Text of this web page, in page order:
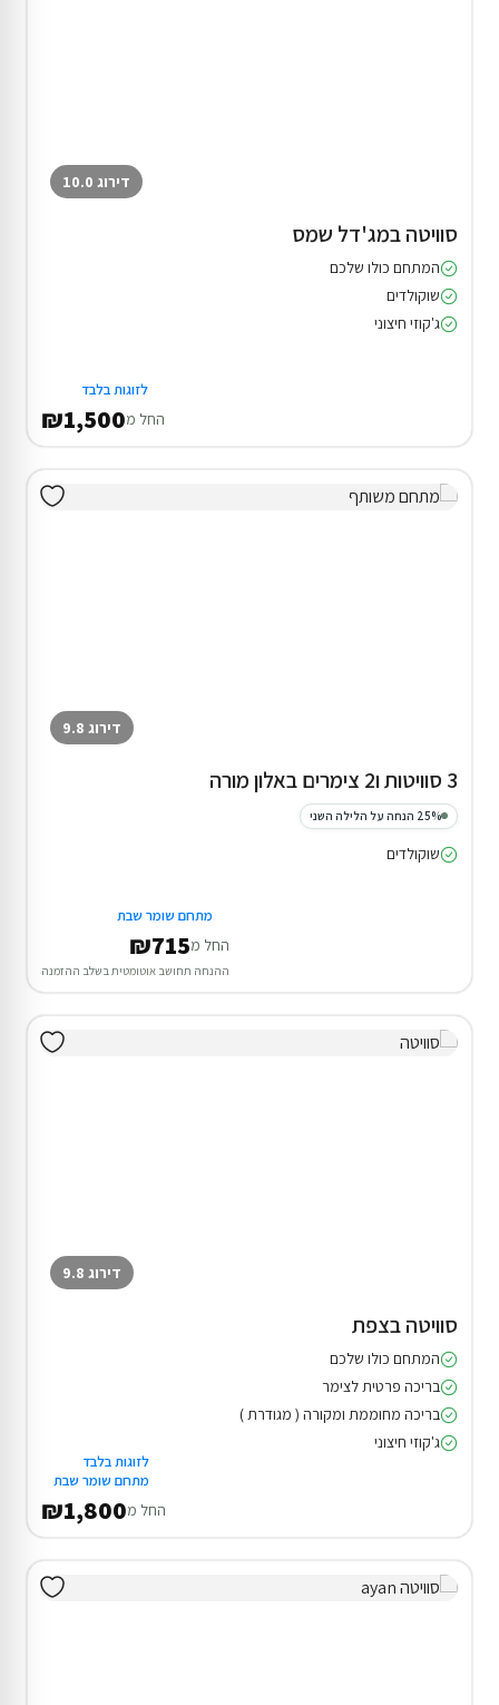
דירוג 10.0
סוויטה במג'דל שמס
המתחם כולו שלכם
שוקולדים
ג'קוזי חיצוני
לזוגות בלבד
החל מ₪1,500
דירוג 9.8
3 סוויטות ו2 צימרים באלון מורה
25% הנחה על הלילה השני
שוקולדים
מתחם שומר שבת
החל מ₪715
ההנחה תחושב אוטומטית בשלב ההזמנה
דירוג 9.8
סוויטה בצפת
המתחם כולו שלכם
בריכה פרטית לצימר
בריכה מחוממת ומקורה ( מגודרת )
ג'קוזי חיצוני
לזוגות בלבד
מתחם שומר שבת
החל מ₪1,800